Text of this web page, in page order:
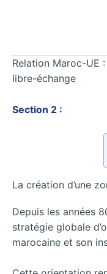
Relation Maroc-UE
libre-échange
Section 2 :
La création d’une
Depuis les années
stratégie globale
marocaine et son